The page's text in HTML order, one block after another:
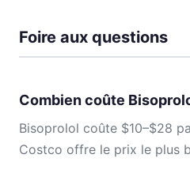
Foire aux questions
Combien coûte
Bisoprolol coûte $10–$28
Costco offre le prix le plus